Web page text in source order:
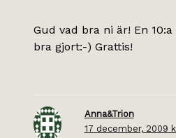
Gud vad bra ni är! En
bra gjort:-) Grattis!
Anna&Trion
17 december, 2009